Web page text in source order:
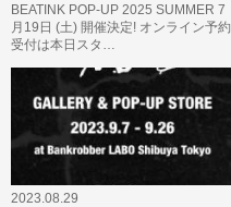
BEATINK POP-UP 2025 SUMMER 7
月19日 (土) 開催決定! オンライン予約
受付は本日スタ…
2023.08.29